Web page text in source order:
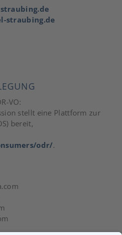
straubing.de
VO:
stellt eine Plattform zur
bereit,
odr/.